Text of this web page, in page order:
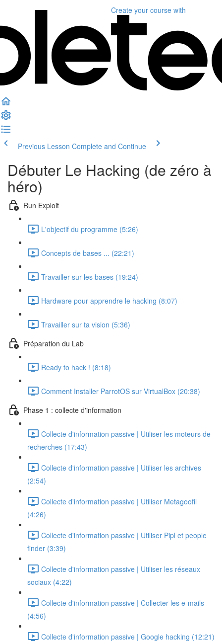
Create your course with
Previous Lesson Complete and Continue
Débuter Le Hacking (de zéro à
héro)
Run Exploit
L'objectif du programme (5:26)
Concepts de bases ... (22:21)
Travailler sur les bases (19:24)
Hardware pour apprendre le hacking (8:07)
Travailler sur ta vision (5:36)
Préparation du Lab
Ready to hack ! (8:18)
Comment Installer ParrotOS sur VirtualBox (20:38)
Phase 1 : collecte d'information
Collecte d'information passive | Utiliser les moteurs de
recherches (17:43)
Collecte d'information passive | Utiliser les archives
(2:54)
Collecte d'information passive | Utiliser Metagoofil
(4:26)
Collecte d'information passive | Utiliser Pipl et people
finder (3:39)
Collecte d'information passive | Utiliser les réseaux
sociaux (4:22)
Collecte d'information passive | Collecter les e-mails
(4:56)
Collecte d'information passive | Google hacking (12:21)